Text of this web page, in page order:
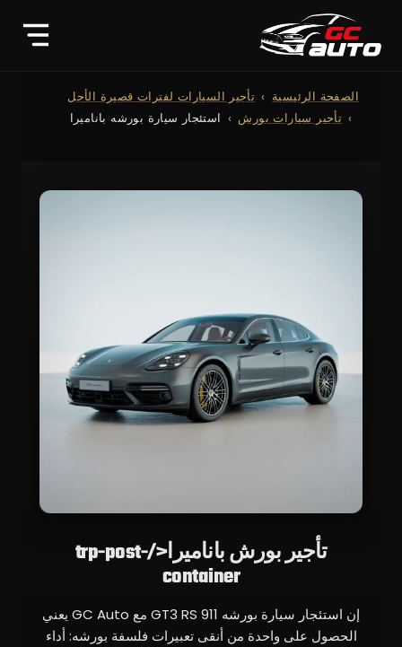
الصفحة الرئيسية
تأجير السيارات لفترات قصيرة الأجل
تأجير سيارات بورش
استئجار سيارة بورشه باناميرا
تأجير بورش باناميرا</trp-post-
container
إن استئجار سيارة بورشه 911 GT3 RS مع GC Auto يعني
الحصول على واحدة من أنقى تعبيرات فلسفة بورشه: أداء